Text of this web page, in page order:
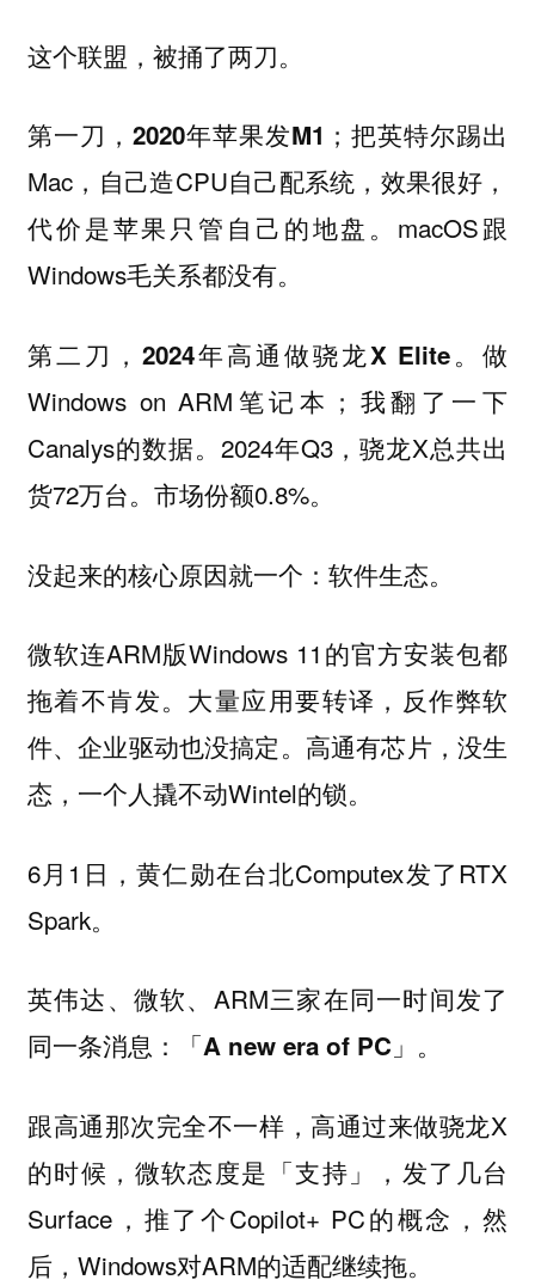
这个联盟，被捅了两刀。
第一刀，2020年苹果发M1 ；把英特尔踢出
Mac，自己造CPU自己配系统，效果很好，
代价是苹果只管自己的地盘。macOS跟
Windows毛关系都没有。
第二刀，2024年高通做骁龙X Elite。做
Windows on ARM笔记本；我翻了一下
Canalys的数据。2024年Q3，骁龙X总共出
货72万台。市场份额0.8%。
没起来的核心原因就一个：软件生态。
微软连ARM版Windows 11的官方安装包都
拖着不肯发。大量应用要转译，反作弊软
件、企业驱动也没搞定。高通有芯片，没生
态，一个人撬不动Wintel的锁。
6月1日，黄仁勋在台北Computex发了RTX
Spark。
英伟达、微软、ARM三家在同一时间发了
同一条消息：
「A new era of PC」。
跟高通那次完全不一样，高通过来做骁龙X
的时候，微软态度是「支持」，发了几台
Surface，推了个Copilot+ PC的概念，然
后，Windows对ARM的适配继续拖。